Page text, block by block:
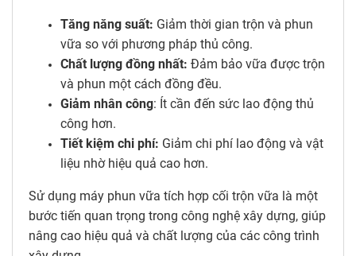
Tăng năng suất: Giảm thời gian trộn và phun
vữa so với phương pháp thủ công.
Chất lượng đồng nhất: Đảm bảo vữa được trộn
và phun một cách đồng đều.
Giảm nhân công: Ít cần đến sức lao động thủ
công hơn.
Tiết kiệm chi phí: Giảm chi phí lao động và vật
liệu nhờ hiệu quả cao hơn.
Sử dụng máy phun vữa tích hợp cối trộn vữa là một
bước tiến quan trọng trong công nghệ xây dựng, giúp
nâng cao hiệu quả và chất lượng của các công trình